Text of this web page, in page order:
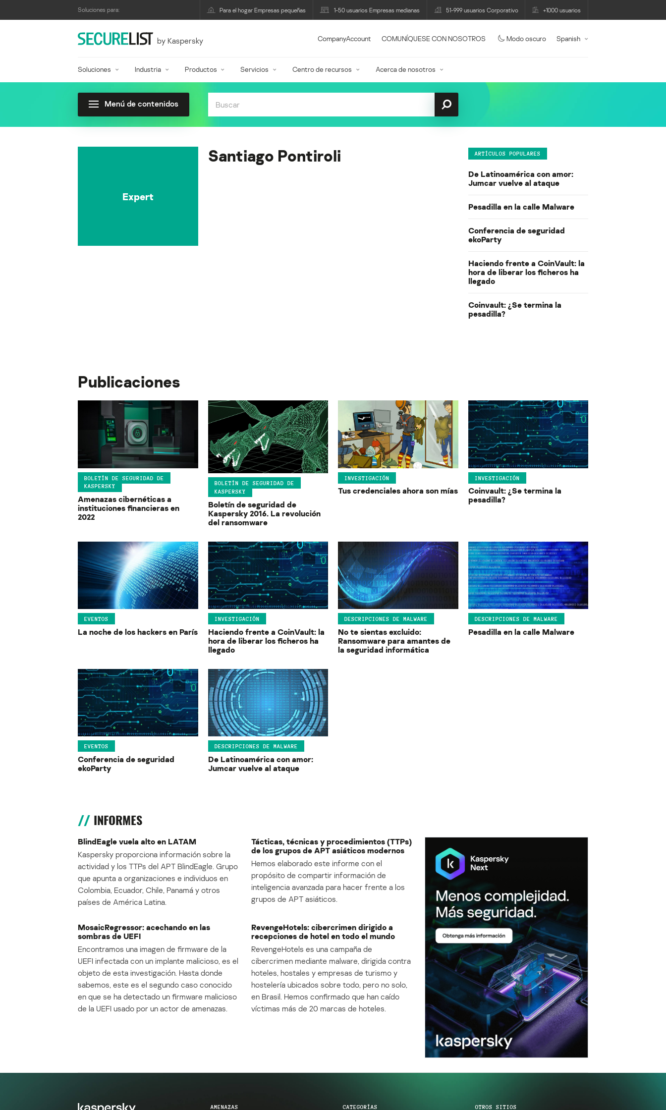
Soluciones para: Para el hogar Empresas pequeñas 1-50 usuarios Empresas medianas 51-999 usuarios Corporativo +1000 usuarios
by Kaspersky CompanyAccount COMUNÍQUESE CON NOSOTROS Modo oscuro Spanish
Soluciones Industria Productos Servicios Centro de recursos Acerca de nosotros
Menú de contenidos
Expert
Santiago Pontiroli ARTÍCULOS POPULARES
De Latinoamérica con amor:
Jumcar vuelve al ataque
Pesadilla en la calle Malware
Conferencia de seguridad
ekoParty
Haciendo frente a CoinVault: la
hora de liberar los ficheros ha
llegado
Coinvault: ¿Se termina la
pesadilla?
Publicaciones
BOLETÍN DE SEGURIDAD DE
KASPERSKY
Amenazas cibernéticas a
instituciones financieras en
2022
BOLETÍN DE SEGURIDAD DE
KASPERSKY
Boletín de seguridad de
Kaspersky 2016. La revolución
del ransomware
INVESTIGACIÓN
Tus credenciales ahora son mías
INVESTIGACIÓN
Coinvault: ¿Se termina la
pesadilla?
EVENTOS
La noche de los hackers en París
INVESTIGACIÓN
Haciendo frente a CoinVault: la
hora de liberar los ficheros ha
llegado
DESCRIPCIONES DE MALWARE
No te sientas excluido:
Ransomware para amantes de
la seguridad informática
DESCRIPCIONES DE MALWARE
Pesadilla en la calle Malware
EVENTOS
Conferencia de seguridad
ekoParty
DESCRIPCIONES DE MALWARE
De Latinoamérica con amor:
Jumcar vuelve al ataque
INFORMES
BlindEagle vuela alto en LATAM
Kaspersky proporciona información sobre la
actividad y los TTPs del APT BlindEagle. Grupo
que apunta a organizaciones e individuos en
Colombia, Ecuador, Chile, Panamá y otros
países de América Latina.
Tácticas, técnicas y procedimientos (TTPs)
de los grupos de APT asiáticos modernos
Hemos elaborado este informe con el
propósito de compartir información de
inteligencia avanzada para hacer frente a los
grupos de APT asiáticos.
MosaicRegressor: acechando en las
sombras de UEFI
Encontramos una imagen de firmware de la
UEFI infectada con un implante malicioso, es el
objeto de esta investigación. Hasta donde
sabemos, este es el segundo caso conocido
en que se ha detectado un firmware malicioso
de la UEFI usado por un actor de amenazas.
RevengeHotels: cibercrimen dirigido a
recepciones de hotel en todo el mundo
RevengeHotels es una campaña de
cibercrimen mediante malware, dirigida contra
hoteles, hostales y empresas de turismo y
hostelería ubicados sobre todo, pero no solo,
en Brasil. Hemos confirmado que han caído
víctimas más de 20 marcas de hoteles.
AMENAZAS CATEGORÍAS OTROS SITIOS